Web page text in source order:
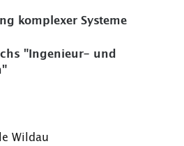
komplexer Systeme
"Ingenieur- und
Wildau